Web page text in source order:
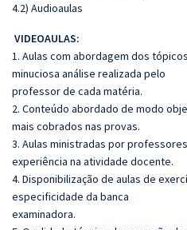
4.2) Audioaulas
VIDEOAULAS:
1. Aulas com abordagem dos
minuciosa análise realizada pelo
professor de cada matéria.
2. Conteúdo abordado de modo
mais cobrados nas provas.
3. Aulas ministradas por
experiência na atividade docente.
4. Disponibilização de aulas de
especificidade da banca
examinadora.